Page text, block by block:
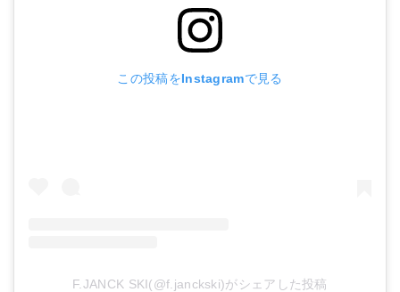
この投稿をInstagramで見る
F.JANCK SKI(@f.janckski)がシェアした投稿